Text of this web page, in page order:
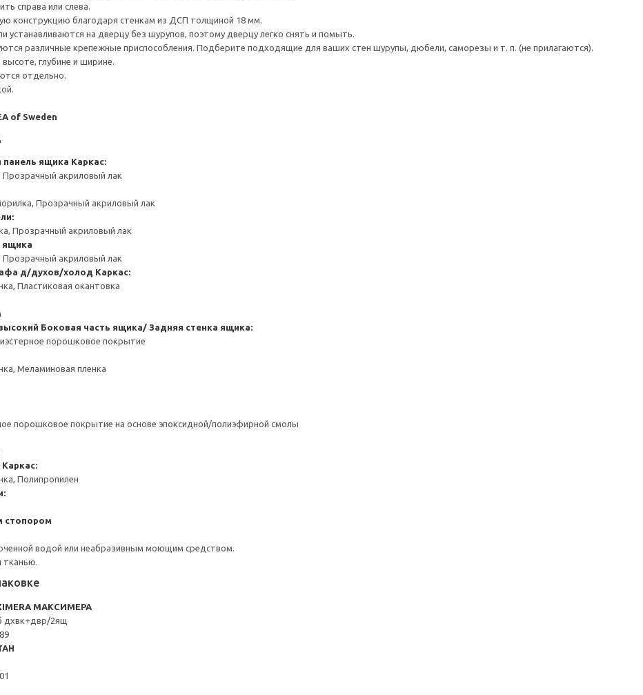
справа или слева.
конструкцию благодаря стенкам из ДСП толщиной 18 мм.
устанавливаются на дверцу без шурупов, поэтому дверцу легко снять и помыть.
различные крепежные приспособления. Подберите подходящие для ваших стен шурупы, дюбели, саморезы и т. п. (не прилагаются).
глубине и ширине.
отдельно.
of Sweden
ящика Каркас:
Прозрачный акриловый лак
Прозрачный акриловый лак
Прозрачный акриловый лак
ящика
Прозрачный акриловый лак
д/духов/холод Каркас:
Пластиковая окантовка
Боковая часть ящика/ Задняя стенка ящика:
порошковое покрытие
Меламиновая пленка
порошковое покрытие на основе эпоксидной/полиэфирной смолы
Каркас:
Полипропилен
стопором
водой или неабразивным моющим средством.
тканью.
МАКСИМЕРА
2ящ